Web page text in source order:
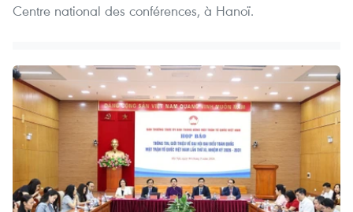
Centre national des conférences, à Hanoï.